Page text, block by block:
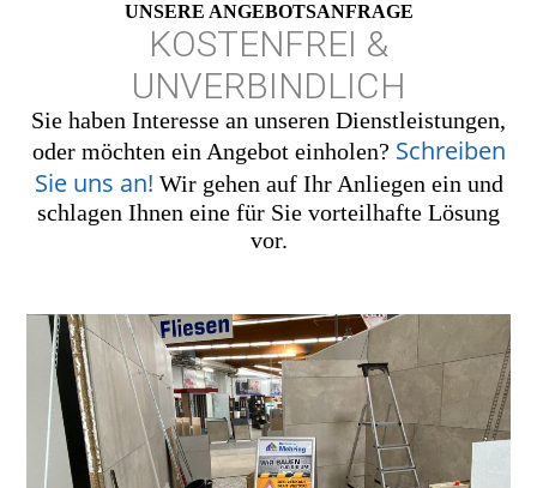
UNSERE ANGEBOTS­ANFRAGE
KOSTENFREI &
UNVERBINDLICH
Sie haben Interesse an unseren Dienstleistungen,
oder möchten ein Angebot einholen? Schreiben
Sie uns an! Wir gehen auf Ihr Anliegen ein und
schlagen Ihnen eine für Sie vorteilhafte Lösung
vor.